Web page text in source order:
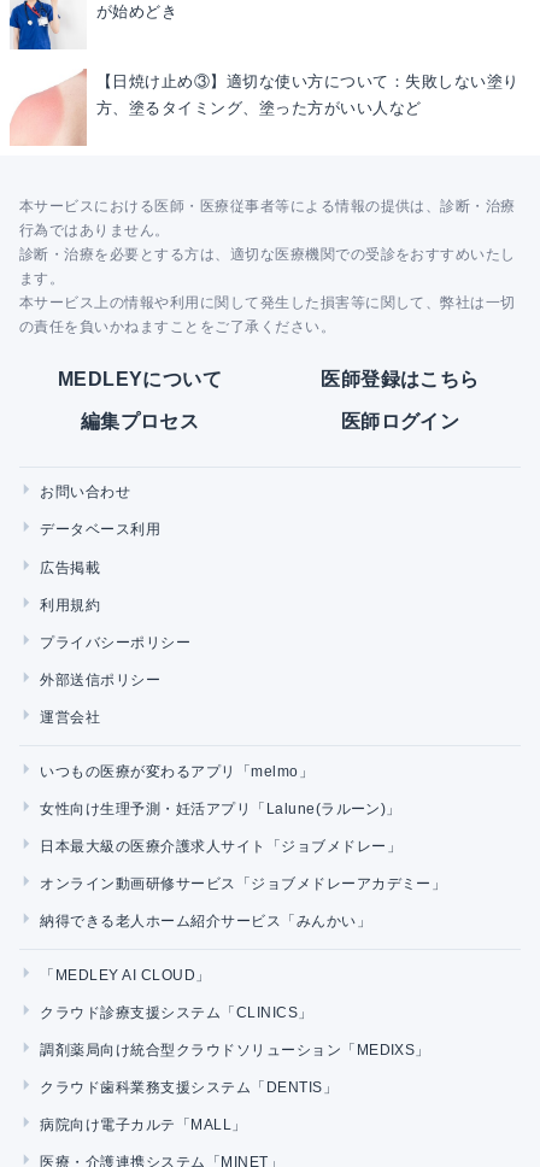
が始めどき
【日焼け止め③】適切な使い方について：失敗しない塗り
方、塗るタイミング、塗った方がいい人など
本サービスにおける医師・医療従事者等による情報の提供は、診断・治療
行為ではありません。
診断・治療を必要とする方は、適切な医療機関での受診をおすすめいたし
ます。
本サービス上の情報や利用に関して発生した損害等に関して、弊社は一切
の責任を負いかねますことをご了承ください。
MEDLEYについて 医師登録はこちら
編集プロセス 医師ログイン
お問い合わせ
データベース利用
広告掲載
利用規約
プライバシーポリシー
外部送信ポリシー
運営会社
いつもの医療が変わるアプリ「melmo」
女性向け生理予測・妊活アプリ「Lalune(ラルーン)」
日本最大級の医療介護求人サイト「ジョブメドレー」
オンライン動画研修サービス「ジョブメドレーアカデミー」
納得できる老人ホーム紹介サービス「みんかい」
「MEDLEY AI CLOUD」
クラウド診療支援システム「CLINICS」
調剤薬局向け統合型クラウドソリューション「MEDIXS」
クラウド歯科業務支援システム「DENTIS」
病院向け電子カルテ「MALL」
医療・介護連携システム「MINET」